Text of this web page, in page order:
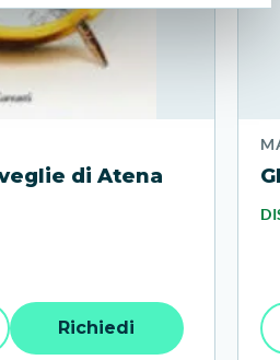
di Atena
Richiedi